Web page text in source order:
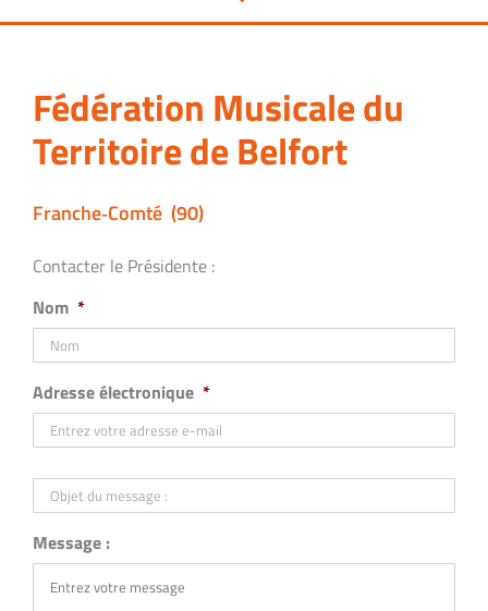
Fédération Musicale du
Territoire de Belfort
Franche‐Comté (90)
Contacter le Présidente :
Nom *
Adresse électronique *
Objet
du
message
:Message :